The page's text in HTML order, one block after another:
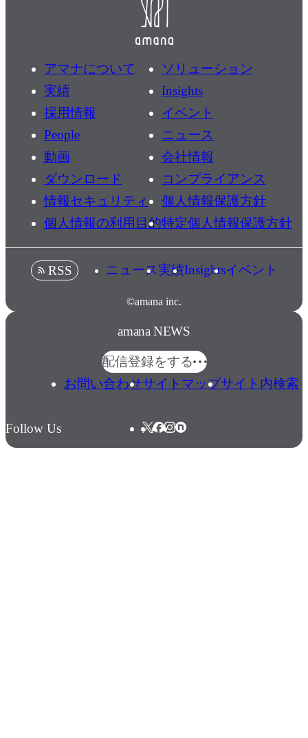
アマナについて
ソリューション
実績
Insights
採用情報
イベント
People
ニュース
動画
会社情報
ダウンロード
コンプライアンス
情報セキュリティ
個人情報保護方針
個人情報の利用目的特定個人情報保護方針
©amana inc.
RSS ニュース実績Insightsイベント
amana NEWS
配信登録をする
お問い合わせサイトマップサイト内検索
Follow Us